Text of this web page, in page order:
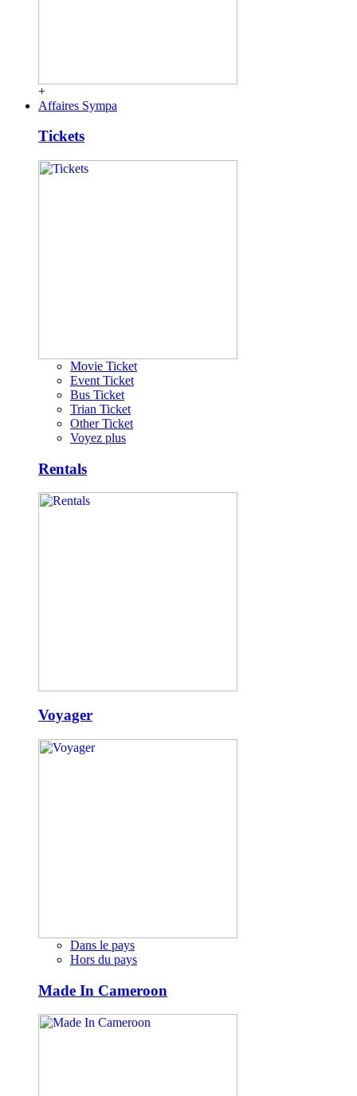
+
Affaires Sympa
Tickets
Movie Ticket
Event Ticket
Bus Ticket
Trian Ticket
Other Ticket
Voyez plus
Rentals
Voyager
Dans le pays
Hors du pays
Made In Cameroon